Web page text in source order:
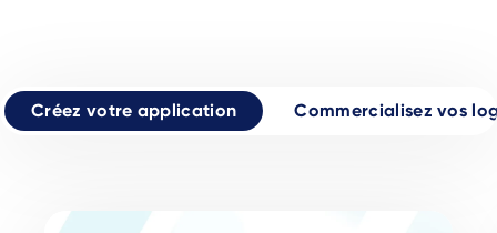
Créez votre application Commercialisez vos